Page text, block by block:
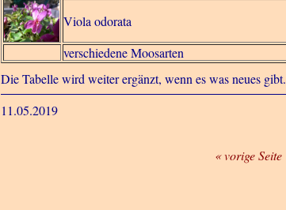
Viola odorata
verschiedene Moosarten
Die Tabelle wird weiter ergänzt, wenn es was neues gibt.
11.05.2019
« vorige Seite